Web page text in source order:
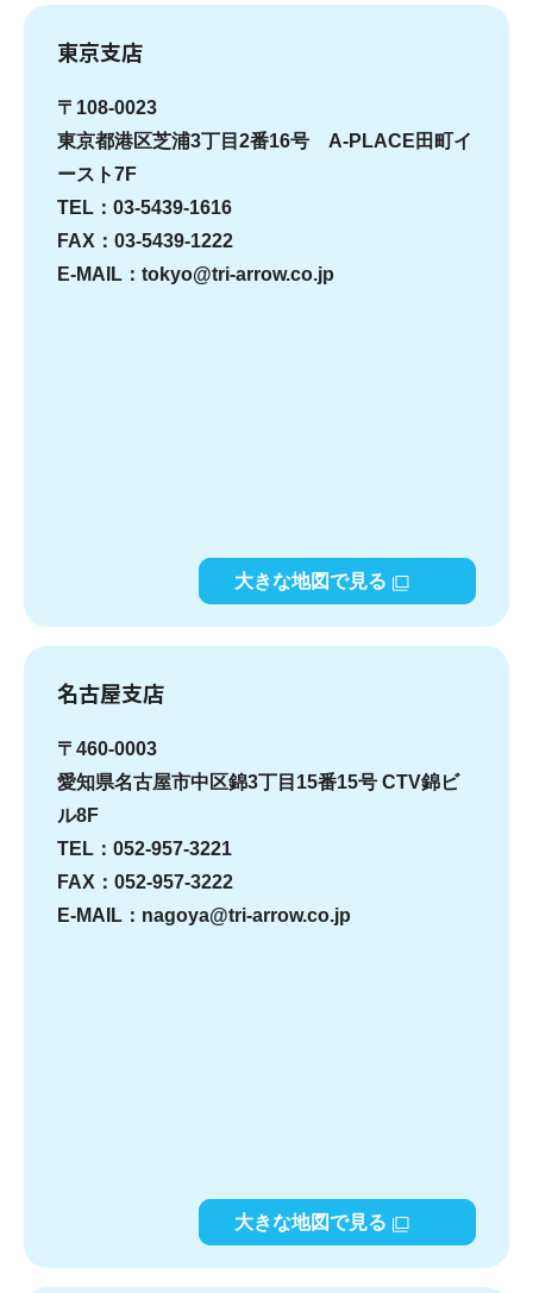
東京支店
〒108-0023
東京都港区芝浦3丁目2番16号 A-PLACE田町イ
ースト7F
TEL：03-5439-1616
FAX：03-5439-1222
E-MAIL：tokyo@tri-arrow.co.jp
大きな地図で見る
名古屋支店
〒460-0003
愛知県名古屋市中区錦3丁目15番15号 CTV錦ビ
ル8F
TEL：052-957-3221
FAX：052-957-3222
E-MAIL：nagoya@tri-arrow.co.jp
大きな地図で見る